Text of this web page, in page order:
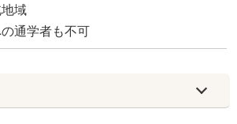
地域
通学者も不可